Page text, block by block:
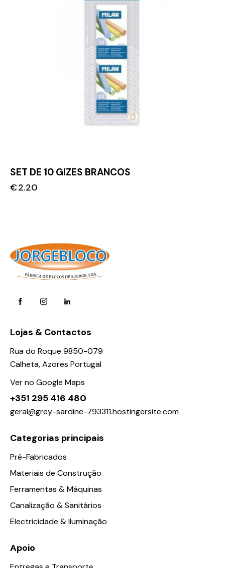
SET DE 10 GIZES BRANCOS
€2.20
Lojas & Contactos
Rua do Roque 9850-079
Calheta, Azores Portugal
Ver no Google Maps
+351 295 416 480
geral@grey-sardine-793311.hostingersite.com
Categorias principais
Pré-Fabricados
Materiais de Construção
Ferramentas & Máquinas
Canalização & Sanitários
Electricidade & Iluminação
Apoio